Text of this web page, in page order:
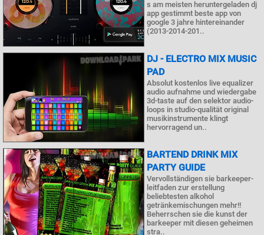
s am meisten heruntergeladen dj
app gestimmt beste app von
google 3 jahre hintereinander
(2013-2014-201..
DJ - ELECTRO MIX MUSIC
PAD
Absolut kostenlos live equalizer
audio aufnahme und wiedergabe
3d-taste auf den selektor audio-
loops in studio-qualität original
musikinstrumente klingt
hervorragend un..
BARTEND DRINK MIX
PARTY GUIDE
Vervollständigen sie barkeeper-
leitfaden zur erstellung
beliebtesten alkohol
getränkemischungen mehr!!
Beherrschen sie die kunst der
barkeeper mit diesen geheimen
stra..